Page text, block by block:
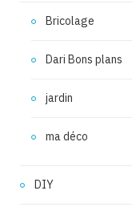
Bricolage
Dari Bons plans
jardin
ma déco
DIY